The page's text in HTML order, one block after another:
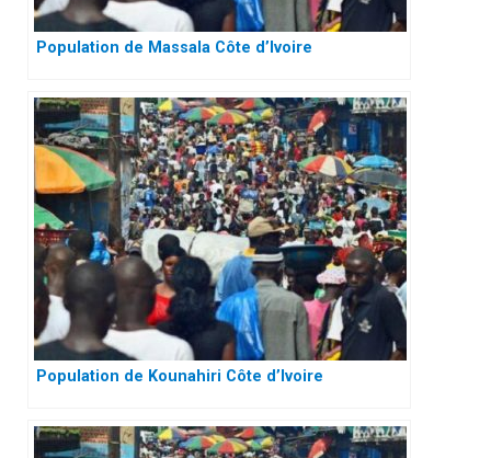
Population de Massala Côte d’Ivoire
Population de Kounahiri Côte d’Ivoire